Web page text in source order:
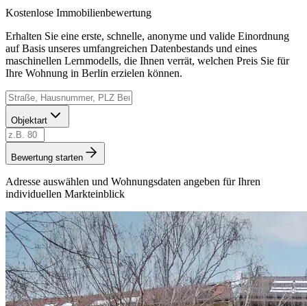
Kostenlose Immobilienbewertung
Erhalten Sie eine erste, schnelle, anonyme und valide Einordnung
auf Basis unseres umfangreichen Datenbestands und eines
maschinellen Lernmodells, die Ihnen verrät, welchen Preis Sie für
Ihre Wohnung in Berlin erzielen können.
Objektart
Bewertung starten
Adresse auswählen und Wohnungsdaten angeben für Ihren
individuellen Markteinblick